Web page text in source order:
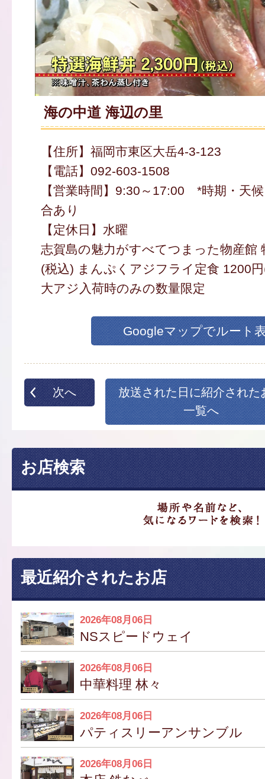
海の中道 海辺の里
【住所】福岡市東区大岳4-3-123
【電話】092-603-1508
【営業時間】9:30～17:00 *時期・天
合あり
【定休日】水曜
志賀島の魅力がすべてつまった物産館
(税込) まんぷくアジフライ定食 1200
大アジ入荷時のみの数量限定
Googleマップでルート
次へ
放送された日に紹介された
一覧へ
お店検索
最近紹介されたお店
2026年08月06日
NSスピードウェイ
2026年08月06日
中華料理 林々
2026年08月06日
パティスリーアンサンブル
2026年08月06日